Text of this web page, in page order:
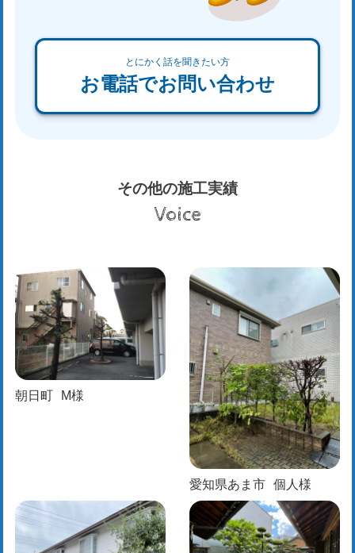
とにかく話を聞きたい方
お電話でお問い合わせ
その他の施工実績
Voice
朝日町 M様
愛知県あま市 個人様